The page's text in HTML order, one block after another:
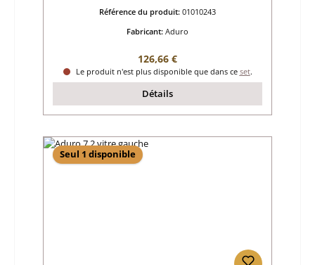
Référence du produit: 01010243
Fabricant: Aduro
Prix régulier :
126,66 €
Le produit n'est plus disponible que dans ce set.
Détails
Seul 1 disponible